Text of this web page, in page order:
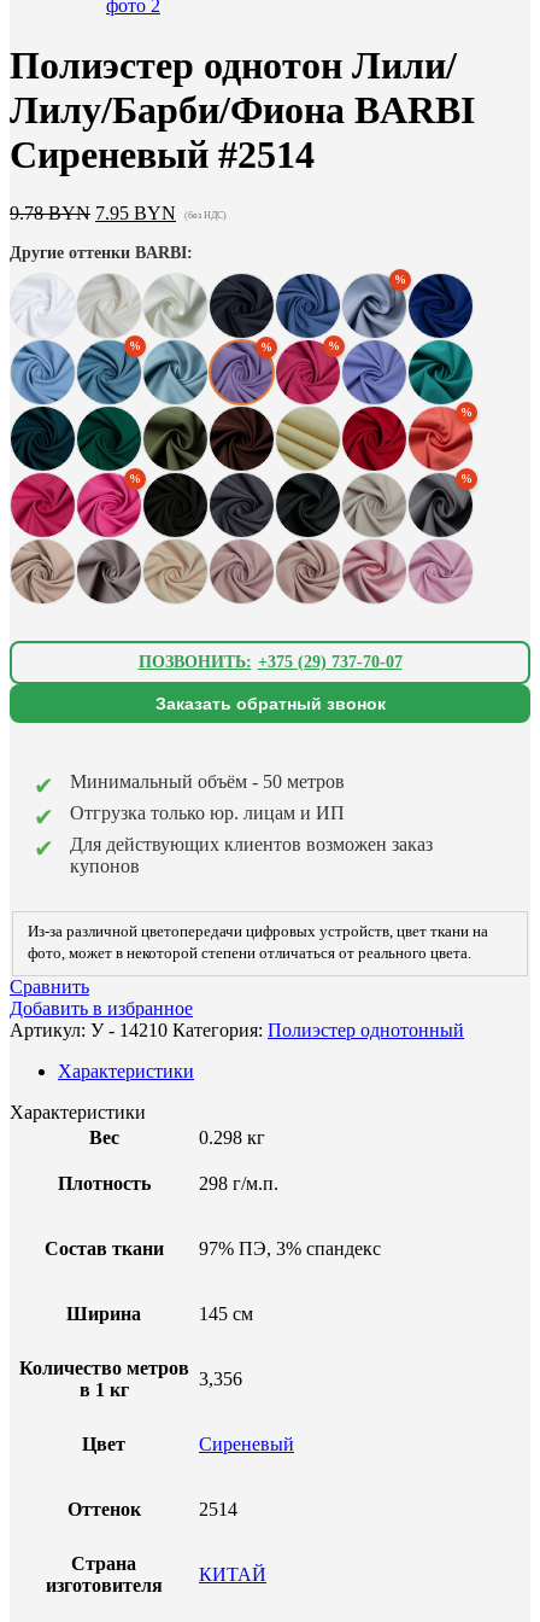
Полиэстeр однотон Лили/
Лилу/Барби/Фиона BARBI
Сиреневый #2514
9.78BYN Первоначальная
составляла
9.78 BYN.
7.95 BYN Текущая
7.95 BYN.
(без НДС)
Другие оттенки BARBI:
ПОЗВОНИТЬ: +375 (29) 737-70-07
Заказать обратный звонок
Минимальный объём - 50 метров
Отгрузка только юр. лицам и ИП
Для действующих клиентов возможен заказ
купонов
Из-за различной цветопередачи цифровых устройств, цвет ткани на
фото, может в некоторой степени отличаться от реального цвета.
Сравнить
Добавить в избранное
Артикул: У - 14210 Категория: Полиэстер однотонный
Характеристики
Характеристики
Вес
0.298 кг
Плотность 298 г/м.п.
Состав ткани 97% ПЭ, 3% спандекс
Ширина 145 см
Количество метров
в 1 кг
3,356
Цвет Сиреневый
Оттенок 2514
Страна
изготовителя
КИТАЙ